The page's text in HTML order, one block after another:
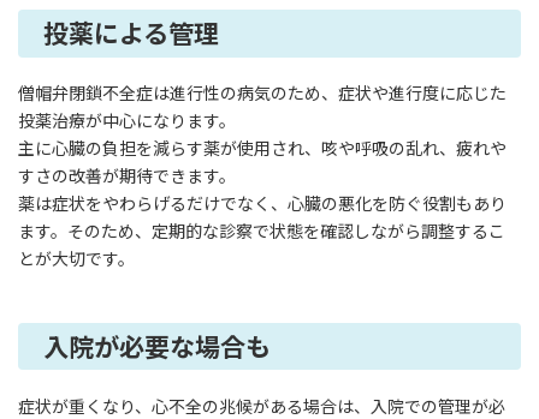
投薬による管理
僧帽弁閉鎖不全症は進行性の病気のため、症状や進行度に応じた
投薬治療が中心になります。
主に心臓の負担を減らす薬が使用され、咳や呼吸の乱れ、疲れや
すさの改善が期待できます。
薬は症状をやわらげるだけでなく、心臓の悪化を防ぐ役割もあり
ます。そのため、定期的な診察で状態を確認しながら調整するこ
とが大切です。
入院が必要な場合も
症状が重くなり、心不全の兆候がある場合は、入院での管理が必